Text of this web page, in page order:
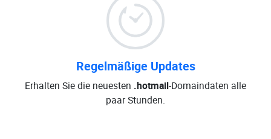
Regelmäßige Updates
Erhalten Sie die neuesten .hotmail-Domaindaten alle
paar Stunden.